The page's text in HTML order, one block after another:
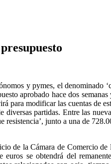
y pymes, el denominado
aprobado hace dos
para modificar las cuentas de
partidas. Entre las
junto a una de
de la Cámara de Comercio
se obtendrá del